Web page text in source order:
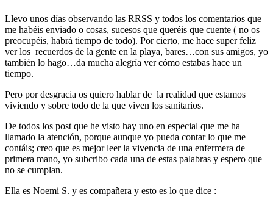
Llevo unos días observando las RRSS y todos los comentarios que
me habéis enviado o cosas, sucesos que queréis que cuente ( no os
preocupéis, habrá tiempo de todo). Por cierto, me hace super feliz
ver los recuerdos de la gente en la playa, bares…con sus amigos, yo
también lo hago…da mucha alegría ver cómo estabas hace un
tiempo.
Pero por desgracia os quiero hablar de la realidad que estamos
viviendo y sobre todo de la que viven los sanitarios.
De todos los post que he visto hay uno en especial que me ha
llamado la atención, porque aunque yo pueda contar lo que me
contáis; creo que es mejor leer la vivencia de una enfermera de
primera mano, yo subcribo cada una de estas palabras y espero que
no se cumplan.
Ella es Noemi S. y es compañera y esto es lo que dice :